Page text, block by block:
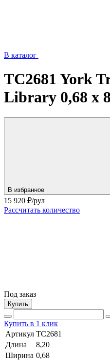
В каталог
TC2681 York
Library 0,68 x
В избранное
15 920 ₽/рул
Рассчитать количество
Под заказ
Купить
Купить в 1 клик
Артикул TC2681
Длина
8,20
Ширина 0,68